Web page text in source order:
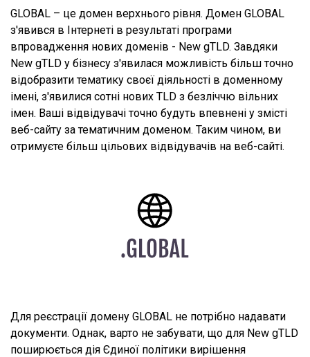
GLOBAL – це домен верхнього рівня. Домен GLOBAL
з'явився в Інтернеті в результаті програми
впровадження нових доменів - New gTLD. Завдяки
New gTLD у бізнесу з'явилася можливість більш точно
відобразити тематику своєї діяльності в доменному
імені, з'явилися сотні нових TLD з безліччю вільних
імен. Ваші відвідувачі точно будуть впевнені у змісті
веб-сайту за тематичним доменом. Таким чином, ви
отримуєте більш цільових відвідувачів на веб-сайті.
Для реєстрації домену GLOBAL не потрібно надавати
документи. Однак, варто не забувати, що для New gTLD
поширюється дія Єдиної політики вирішення